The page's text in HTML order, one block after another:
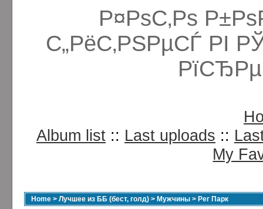
Р¤РѕС‚Рѕ
С„РёС‚РЅРµСЃ РІ
Album list :: Last uploads ::
My
Home > Лучшее из ББ (бест, голд) > Мужчины > Рег Парк